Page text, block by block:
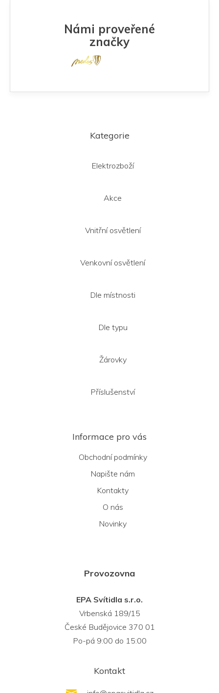
Námi proveřené
značky
Kategorie
Elektrozboží
Akce
Vnitřní osvětlení
Venkovní osvětlení
Dle místnosti
Dle typu
Žárovky
Příslušenství
Informace pro vás
Obchodní podmínky
Napište nám
Kontakty
O nás
Novinky
Provozovna
EPA Svítidla s.r.o.
Vrbenská 189/15
České Budějovice 370 01
Po-pá 9:00 do 15:00
Kontakt